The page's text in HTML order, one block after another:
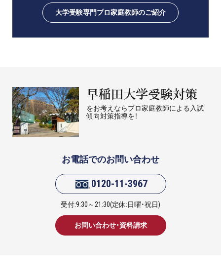
大学受験専門プロ家庭教師のご紹介
早稲田大学受験対策
をお考えならプロ家庭教師による入試
傾向対策指導を！
お電話でのお問い合わせ
0120-11-3967
受付:9:30～21:30(定休:日曜・祝日)
お問い合わせ・資料請求